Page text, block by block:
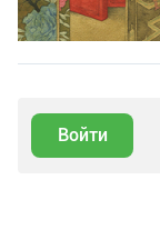
Войти